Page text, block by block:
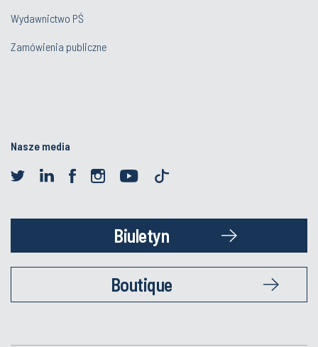
Wydawnictwo PŚ
Zamówienia publiczne
Nasze media
Biuletyn
Boutique